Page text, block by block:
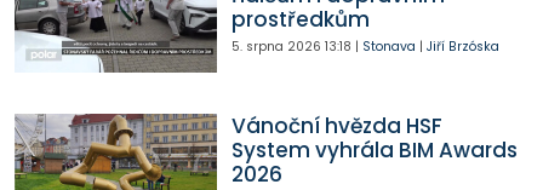
prostředkům
5. srpna 2026 13:18 | Stonava | Jiří Brzóska
Vánoční hvězda HSF
System vyhrála BIM Awards
2026